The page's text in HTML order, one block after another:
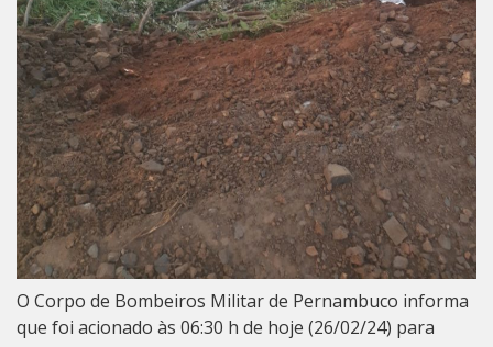
O Corpo de Bombeiros Militar de Pernambuco informa
que foi acionado às 06:30 h de hoje (26/02/24) para